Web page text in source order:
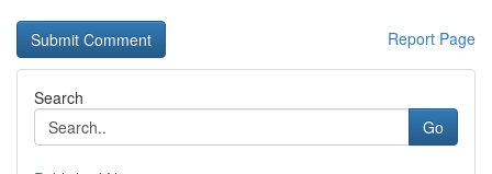
Report Page
Search
Go